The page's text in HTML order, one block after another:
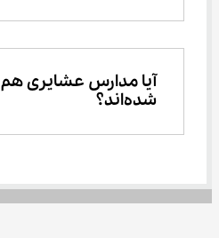
آیا مدارس عشایری
شده‌اند؟